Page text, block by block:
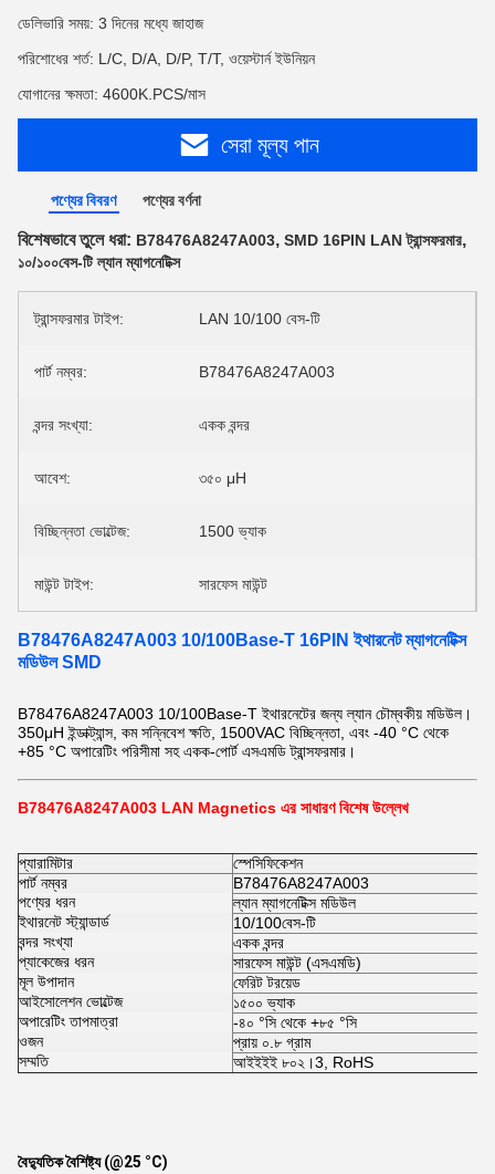
ডেলিভারি সময়: 3 দিনের মধ্যে জাহাজ
পরিশোধের শর্ত: L/C, D/A, D/P, T/T, ওয়েস্টার্ন ইউনিয়ন
যোগানের ক্ষমতা: 4600K.PCS/মাস
সেরা মূল্য পান
পণ্যের বিবরণ পণ্যের বর্ণনা
বিশেষভাবে তুলে ধরা: B78476A8247A003, SMD 16PIN LAN ট্রান্সফরমার,
১০/১০০বেস-টি ল্যান ম্যাগনেটিক্স
ট্রান্সফরমার টাইপ: LAN 10/100 বেস-টি
পার্ট নম্বর: B78476A8247A003
বন্দর সংখ্যা: একক বন্দর
আবেশ: ৩৫০ μH
বিচ্ছিন্নতা ভোল্টেজ: 1500 ভ্যাক
মাউন্ট টাইপ: সারফেস মাউন্ট
B78476A8247A003 10/100Base-T 16PIN ইথারনেট ম্যাগনেটিক্স
মডিউল SMD
B78476A8247A003 10/100Base-T ইথারনেটের জন্য ল্যান চৌম্বকীয় মডিউল।
350μH ইন্ডাক্ট্যান্স, কম সন্নিবেশ ক্ষতি, 1500VAC বিচ্ছিন্নতা, এবং -40 °C থেকে
+85 °C অপারেটিং পরিসীমা সহ একক-পোর্ট এসএমডি ট্রান্সফরমার।
B78476A8247A003 LAN Magnetics এর সাধারণ বিশেষ উল্লেখ
প্যারামিটার
স্পেসিফিকেশন
পার্ট নম্বর
B78476A8247A003
পণ্যের ধরন
ল্যান ম্যাগনেটিক্স মডিউল
ইথারনেট স্ট্যান্ডার্ড
10/100বেস-টি
বন্দর সংখ্যা
একক বন্দর
প্যাকেজের ধরন
সারফেস মাউন্ট (এসএমডি)
মূল উপাদান
ফেরিট টরয়েড
আইসোলেশন ভোল্টেজ
১৫০০ ভ্যাক
অপারেটিং তাপমাত্রা
-৪০ °সি থেকে +৮৫ °সি
ওজন
প্রায় ০.৮ গ্রাম
সম্মতি
আইইইই ৮০২।3, RoHS
বৈদ্যুতিক বৈশিষ্ট্য (@25 °C)